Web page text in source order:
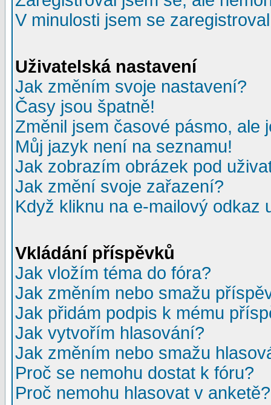
V minulosti jsem se
Uživatelská nastavení
Jak změním svoje nastavení?
Časy jsou špatně!
Změnil jsem časové pásmo, ale
Můj jazyk není na seznamu!
Jak zobrazím obrázek pod
Jak změní svoje zařazení?
Když kliknu na e-mailový odkaz
Vkládání příspěvků
Jak vložím téma do fóra?
Jak změním nebo smažu
Jak přidám podpis k mému
Jak vytvořím hlasování?
Jak změním nebo smažu
Proč se nemohu dostat k fóru?
Proč nemohu hlasovat v anketě?